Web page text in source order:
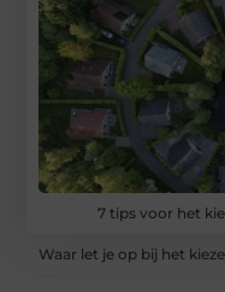
7 tips voor het
Waar let je op bij het